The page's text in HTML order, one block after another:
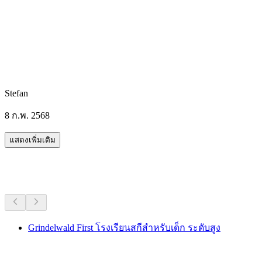
Stefan
8 ก.พ. 2568
แสดงเพิ่มเติม
Grindelwald First โรงเรียนสกีสำหรับเด็ก ระดับสูง